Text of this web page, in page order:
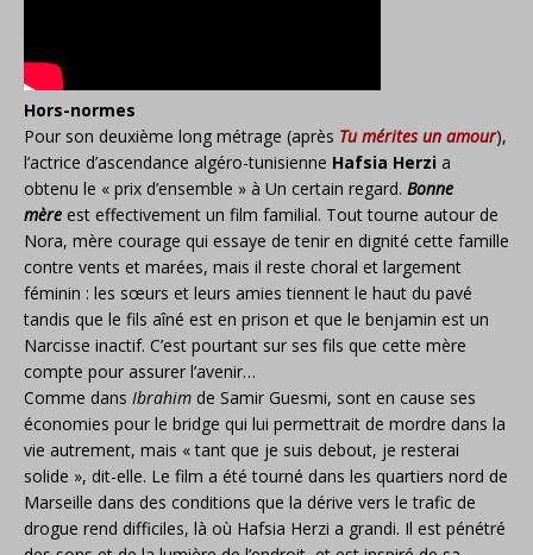
Hors-normes
Pour son deuxième long métrage (après Tu mérites un amour),
l’actrice d’ascendance algéro-tunisienne Hafsia Herzi a
obtenu le « prix d’ensemble » à Un certain regard. Bonne
mère est effectivement un film familial. Tout tourne autour de
Nora, mère courage qui essaye de tenir en dignité cette famille
contre vents et marées, mais il reste choral et largement
féminin : les sœurs et leurs amies tiennent le haut du pavé
tandis que le fils aîné est en prison et que le benjamin est un
Narcisse inactif. C’est pourtant sur ses fils que cette mère
compte pour assurer l’avenir…
Comme dans Ibrahim de Samir Guesmi, sont en cause ses
économies pour le bridge qui lui permettrait de mordre dans la
vie autrement, mais « tant que je suis debout, je resterai
solide », dit-elle. Le film a été tourné dans les quartiers nord de
Marseille dans des conditions que la dérive vers le trafic de
drogue rend difficiles, là où Hafsia Herzi a grandi. Il est pénétré